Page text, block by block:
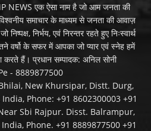
NEWS एक ऐसा नाम है जो आम जनता की
समाचार के माध्यम से जनता की आवाज़
निष्पक्ष, निर्भय, एवं निरन्तर रहते हुए निःस्वार्थ
वर्षो के सफर में आपका जो प्यार एवं स्नेह हमें
करते हैं। प्रधान सम्पादक: अनिल सोनी
- 8889877500
New Khursipar, Distt. Durg,
Phone: +91 8602300003 +91
Sbi Rajpur. Disst. Balrampur,
Phone. +91 8889877500 +91